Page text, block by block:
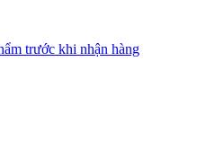
trước khi nhận hàng